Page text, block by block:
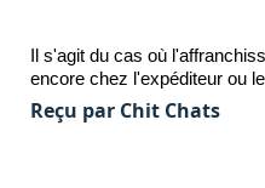
Il s'agit du cas où
encore chez l'expéditeur ou
Reçu par Chit Chats